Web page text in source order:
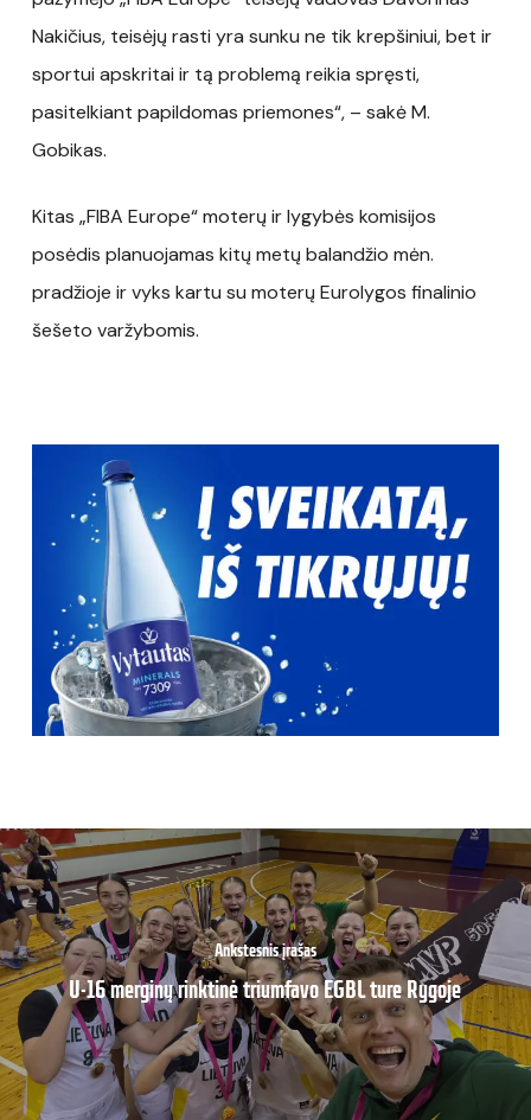
Nakičius, teisėjų rasti yra sunku ne tik krepšiniui, bet ir
sportui apskritai ir tą problemą reikia spręsti,
pasitelkiant papildomas priemones“, – sakė M.
Gobikas.
Kitas „FIBA Europe“ moterų ir lygybės komisijos
posėdis planuojamas kitų metų balandžio mėn.
pradžioje ir vyks kartu su moterų Eurolygos finalinio
šešeto varžybomis.
Ankstesnis įrašas
U-16 merginų rinktinė triumfavo EGBL ture Rygoje